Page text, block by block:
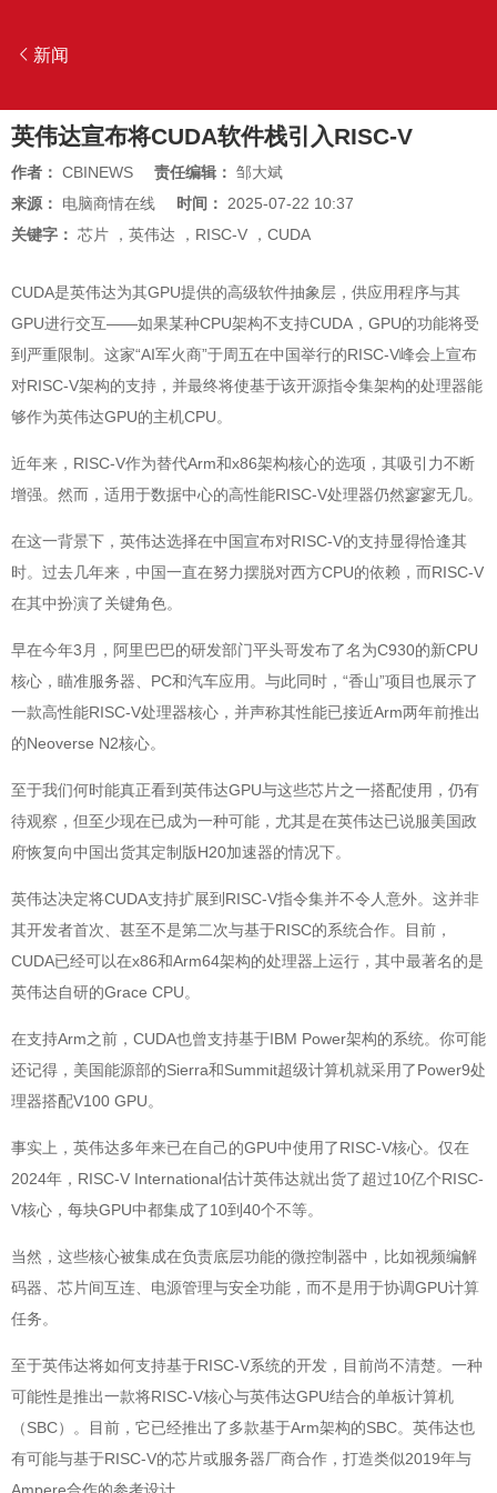
新闻
英伟达宣布将CUDA软件栈引入RISC-V
作者： CBINEWS 责任编辑： 邹大斌
来源： 电脑商情在线 时间： 2025-07-22 10:37
关键字： 芯片 ， 英伟达 ， RISC-V ， CUDA
CUDA是英伟达为其GPU提供的高级软件抽象层，供应用程序与其
GPU进行交互——如果某种CPU架构不支持CUDA，GPU的功能将受
到严重限制。这家“AI军火商”于周五在中国举行的RISC-V峰会上宣布
对RISC-V架构的支持，并最终将使基于该开源指令集架构的处理器能
够作为英伟达GPU的主机CPU。
近年来，RISC-V作为替代Arm和x86架构核心的选项，其吸引力不断
增强。然而，适用于数据中心的高性能RISC-V处理器仍然寥寥无几。
在这一背景下，英伟达选择在中国宣布对RISC-V的支持显得恰逢其
时。过去几年来，中国一直在努力摆脱对西方CPU的依赖，而RISC-V
在其中扮演了关键角色。
早在今年3月，阿里巴巴的研发部门平头哥发布了名为C930的新CPU
核心，瞄准服务器、PC和汽车应用。与此同时，“香山”项目也展示了
一款高性能RISC-V处理器核心，并声称其性能已接近Arm两年前推出
的Neoverse N2核心。
至于我们何时能真正看到英伟达GPU与这些芯片之一搭配使用，仍有
待观察，但至少现在已成为一种可能，尤其是在英伟达已说服美国政
府恢复向中国出货其定制版H20加速器的情况下。
英伟达决定将CUDA支持扩展到RISC-V指令集并不令人意外。这并非
其开发者首次、甚至不是第二次与基于RISC的系统合作。目前，
CUDA已经可以在x86和Arm64架构的处理器上运行，其中最著名的是
英伟达自研的Grace CPU。
在支持Arm之前，CUDA也曾支持基于IBM Power架构的系统。你可能
还记得，美国能源部的Sierra和Summit超级计算机就采用了Power9处
理器搭配V100 GPU。
事实上，英伟达多年来已在自己的GPU中使用了RISC-V核心。仅在
2024年，RISC-V International估计英伟达就出货了超过10亿个RISC-
V核心，每块GPU中都集成了10到40个不等。
当然，这些核心被集成在负责底层功能的微控制器中，比如视频编解
码器、芯片间互连、电源管理与安全功能，而不是用于协调GPU计算
任务。
至于英伟达将如何支持基于RISC-V系统的开发，目前尚不清楚。一种
可能性是推出一款将RISC-V核心与英伟达GPU结合的单板计算机
（SBC）。目前，它已经推出了多款基于Arm架构的SBC。英伟达也
有可能与基于RISC-V的芯片或服务器厂商合作，打造类似2019年与
Ampere合作的参考设计。